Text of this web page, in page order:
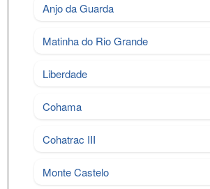
Anjo da Guarda
Matinha do Rio Grande
Liberdade
Cohama
Cohatrac III
Monte Castelo